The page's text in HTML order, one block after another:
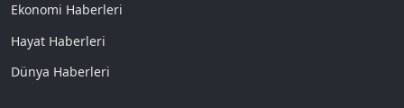
Ekonomi Haberleri
Hayat Haberleri
Dünya Haberleri